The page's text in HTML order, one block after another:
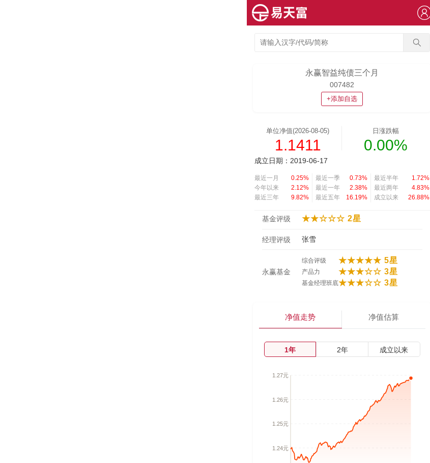
永赢智益纯债三个月
007482
+添加自选
单位净值(2026-08-05)
1.1411
日涨跌幅
0.00%
成立日期：2019-06-17
最近一月 0.25% 最近一季 0.73% 最近半年
1.72%
今年以来
2.12% 最近一年 2.38% 最近两年
4.83%
最近三年
9.82% 最近五年 16.19% 成立以来 26.88%
基金评级 ★★☆☆☆ 2星
经理评级 张雪
永赢基金
综合评级 ★★★★★ 5星
产品力 ★★★☆☆ 3星
基金经理班底★★★☆☆ 3星
净值走势 净值估算
1年 2年 成立以来